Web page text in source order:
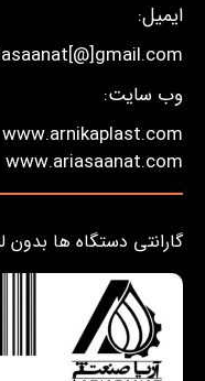
ایمیل:
وب سایت:
www.arnikaplast.com
www.ariasaanat.com
گارانتی دستگاه ها بدون